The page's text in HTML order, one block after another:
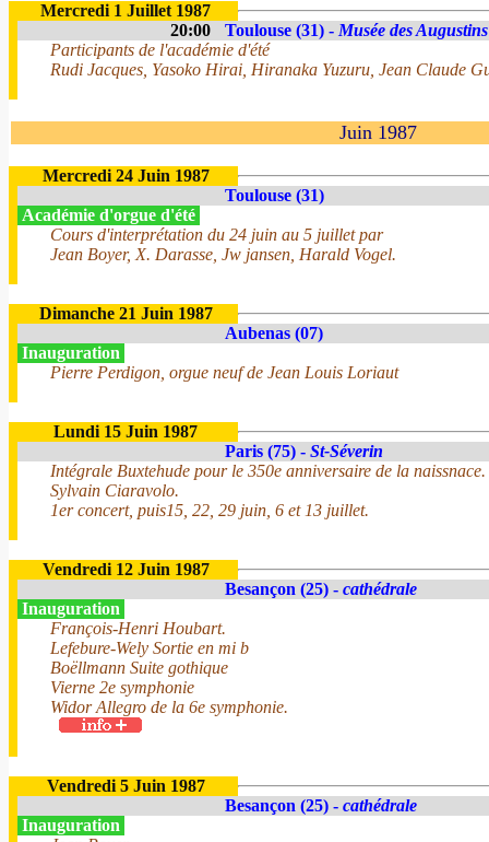
Mercredi 1 Juillet 1987
20:00
Toulouse (31) - Musée des Augustins
Participants de l'académie d'été
Rudi Jacques, Yasoko Hirai, Hiranaka Yuzuru, Jean Claude
Juin 1987
Mercredi 24 Juin 1987
Toulouse (31)
Académie d'orgue d'été
Cours d'interprétation du 24 juin au 5 juillet par
Jean Boyer, X. Darasse, Jw jansen, Harald Vogel.
Dimanche 21 Juin 1987
Aubenas (07)
Inauguration
Pierre Perdigon, orgue neuf de Jean Louis Loriaut
Lundi 15 Juin 1987
Paris (75) - St-Séverin
Intégrale Buxtehude pour le 350e anniversaire de la naissnace.
Sylvain Ciaravolo.
1er concert, puis15, 22, 29 juin, 6 et 13 juillet.
Vendredi 12 Juin 1987
Besançon (25) - cathédrale
Inauguration
François-Henri Houbart.
Lefebure-Wely Sortie en mi b
Boëllmann Suite gothique
Vierne 2e symphonie
Widor Allegro de la 6e symphonie.
Vendredi 5 Juin 1987
Besançon (25) - cathédrale
Inauguration